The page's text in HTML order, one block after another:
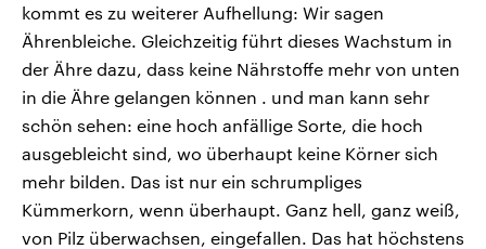
kommt es zu weiterer Aufhellung: Wir sagen
Ährenbleiche. Gleichzeitig führt dieses Wachstum in
der Ähre dazu, dass keine Nährstoffe mehr von unten
in die Ähre gelangen können . und man kann sehr
schön sehen: eine hoch anfällige Sorte, die hoch
ausgebleicht sind, wo überhaupt keine Körner sich
mehr bilden. Das ist nur ein schrumpliges
Kümmerkorn, wenn überhaupt. Ganz hell, ganz weiß,
von Pilz überwachsen, eingefallen. Das hat höchstens